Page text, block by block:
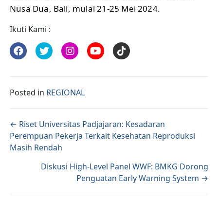
Nusa Dua, Bali, mulai 21-25 Mei 2024.
Ikuti Kami :
Posted in REGIONAL
Posts navigation
← Riset Universitas Padjajaran: Kesadaran
Perempuan Pekerja Terkait Kesehatan Reproduksi
Masih Rendah
Diskusi High-Level Panel WWF: BMKG Dorong
Penguatan Early Warning System →